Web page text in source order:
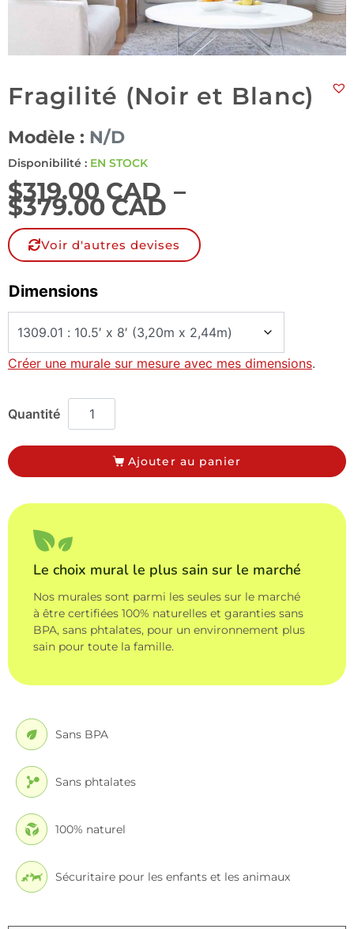
Fragilité (Noir et Blanc)
Modèle : N/D
Disponibilité : EN STOCK
$319.00 CAD –
$379.00 CAD
Voir d'autres devises
Dimensions
Créer une murale sur mesure avec mes dimensions.
Ajouter au panier
Le choix mural le plus sain sur le marché
Nos murales sont parmi les seules sur le marché
à être certifiées 100% naturelles et garanties sans
BPA, sans phtalates, pour un environnement plus
sain pour toute la famille.
Sans BPA
Sans phtalates
100% naturel
Sécuritaire pour les enfants et les animaux